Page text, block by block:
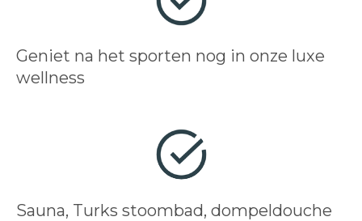
Geniet na het sporten nog in onze luxe
wellness
Sauna, Turks stoombad, dompeldouche